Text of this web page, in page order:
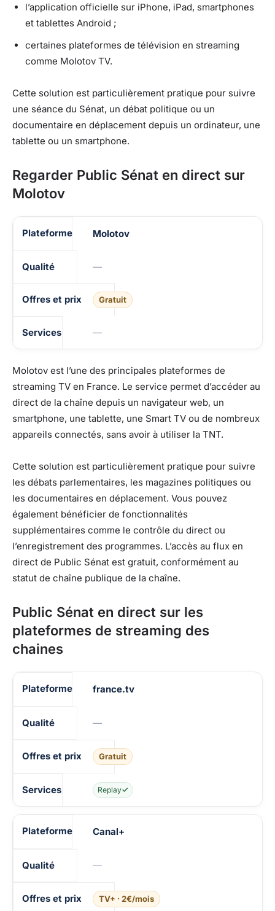
l’application officielle sur iPhone, iPad, smartphones
et tablettes Android ;
certaines plateformes de télévision en streaming
comme Molotov TV.
Cette solution est particulièrement pratique pour suivre
une séance du Sénat, un débat politique ou un
documentaire en déplacement depuis un ordinateur, une
tablette ou un smartphone.
Regarder Public Sénat en direct sur
Molotov
Disponibilité de Public Sénat sur les plateformes de
Molotov
—
Gratuit
—
Molotov est l’une des principales plateformes de
streaming TV en France. Le service permet d’accéder au
direct de la chaîne depuis un navigateur web, un
smartphone, une tablette, une Smart TV ou de nombreux
appareils connectés, sans avoir à utiliser la TNT.
Cette solution est particulièrement pratique pour suivre
les débats parlementaires, les magazines politiques ou
les documentaires en déplacement. Vous pouvez
également bénéficier de fonctionnalités
supplémentaires comme le contrôle du direct ou
l’enregistrement des programmes. L’accès au flux en
direct de Public Sénat est gratuit, conformément au
statut de chaîne publique de la chaîne.
Public Sénat en direct sur les
plateformes de streaming des
chaines
Disponibilité de LCP - Public Sénat sur les plateformes de
france.tv
—
Gratuit
Replay✓
Canal+
—
TV+ · 2€/mois